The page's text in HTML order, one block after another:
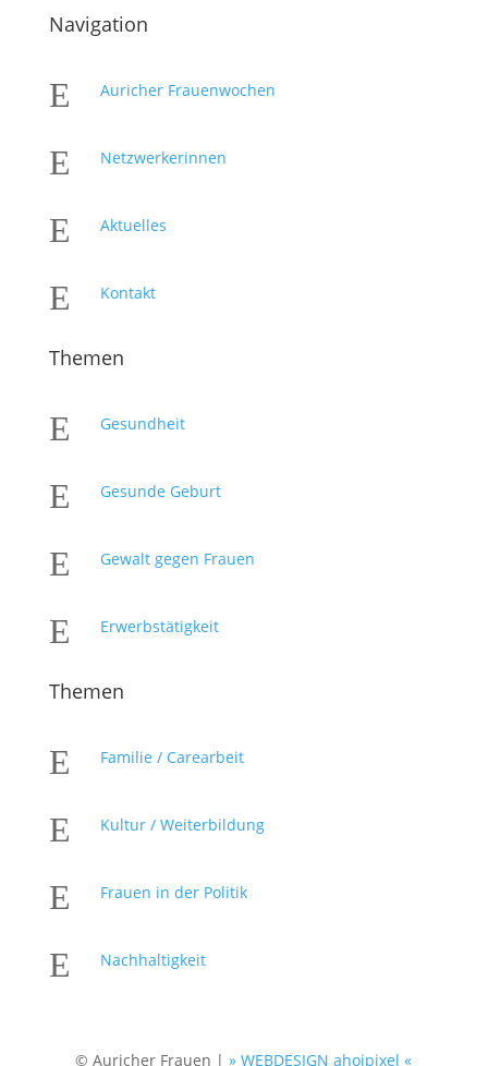
Navigation
E Auricher Frauenwochen
E Netzwerkerinnen
E Aktuelles
E Kontakt
Themen
E Gesundheit
E Gesunde Geburt
E Gewalt gegen Frauen
E Erwerbstätigkeit
Themen
E Familie / Carearbeit
E Kultur / Weiterbildung
E Frauen in der Politik
E Nachhaltigkeit
© Auricher Frauen |» WEBDESIGN ahoipixel «